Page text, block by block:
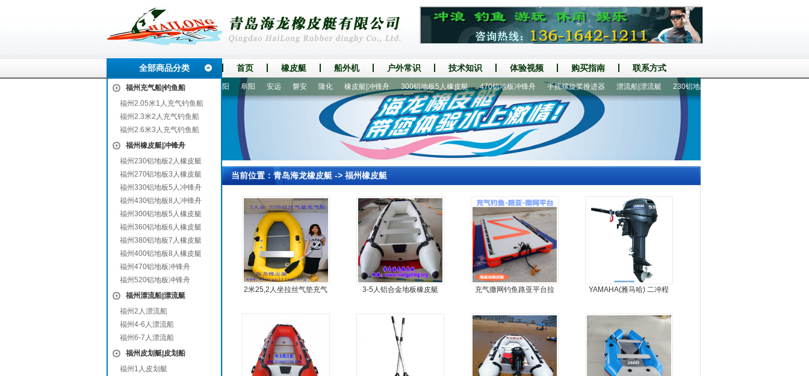
全部商品分类 首页 橡皮艇 船外机 户外常识 技术知识 体验视频 购买指南 联系方式
福州充气船|钓鱼船
福州2.05米1人充气钓鱼船
福州2.3米2人充气钓鱼船
福州2.6米3人充气钓鱼船
福州橡皮艇|冲锋舟
福州230铝地板2人橡皮艇
福州270铝地板3人橡皮艇
福州330铝地板5人冲锋舟
福州430铝地板8人冲锋舟
福州300铝地板5人橡皮艇
福州360铝地板6人橡皮艇
福州380铝地板7人橡皮艇
福州400铝地板8人橡皮艇
福州470铝地板冲锋舟
福州520铝地板冲锋舟
福州漂流船|漂流艇
福州2人漂流船
福州4-6人漂流船
福州6-7人漂流船
福州皮划艇|皮划船
福州1人皮划艇
寿宁 福安 永登 阜阳 安远 磐安 隆化 橡皮艇|冲锋舟 300铝地板5人橡皮艇 470铝地板冲锋舟 手摇螺旋桨推进器 漂流船|漂流艇 230铝地板2人橡皮艇
当前位置： 青岛海龙橡皮艇-> 福州橡皮艇
2米25,2人坐拉丝气垫充气
3-5人铝合金地板橡皮艇
充气撒网钓鱼路亚平台拉
YAMAHA(雅马哈) 二冲程